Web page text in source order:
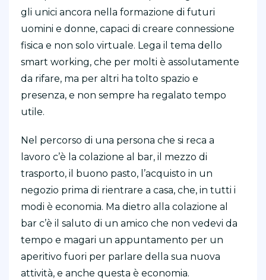
gli unici ancora nella formazione di futuri
uomini e donne, capaci di creare connessione
fisica e non solo virtuale. Lega il tema dello
smart working, che per molti è assolutamente
da rifare, ma per altri ha tolto spazio e
presenza, e non sempre ha regalato tempo
utile.
Nel percorso di una persona che si reca a
lavoro c’è la colazione al bar, il mezzo di
trasporto, il buono pasto, l’acquisto in un
negozio prima di rientrare a casa, che, in tutti i
modi è economia. Ma dietro alla colazione al
bar c’è il saluto di un amico che non vedevi da
tempo e magari un appuntamento per un
aperitivo fuori per parlare della sua nuova
attività, e anche questa è economia.